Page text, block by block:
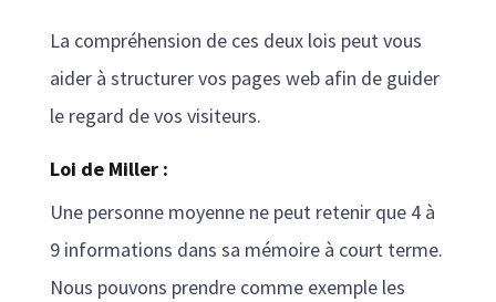
La compréhension de ces deux lois peut vous
aider à structurer vos pages web afin de guider
le regard de vos visiteurs.
Loi de Miller :
Une personne moyenne ne peut retenir que 4 à
9 informations dans sa mémoire à court terme.
Nous pouvons prendre comme exemple les